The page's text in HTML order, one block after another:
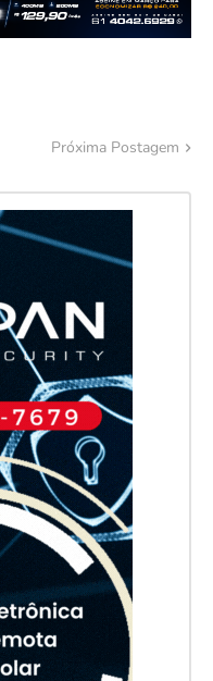
Próxima Postagem